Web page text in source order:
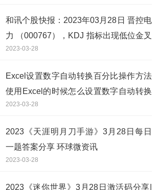
和讯个股快报：2023年03月28日 晋控电
力 （000767），KDJ 指标出现低位金叉
信号-全球视点
2023-03-28
Excel设置数字自动转换百分比操作方法
使用Excel的时候怎么设置数字自动转换
百分比？
2023-03-28
2023《天涯明月刀手游》3月28日每日
一题答案分享 环球微资讯
2023-03-28
2023《迷你世界》3月28日激活码分享|